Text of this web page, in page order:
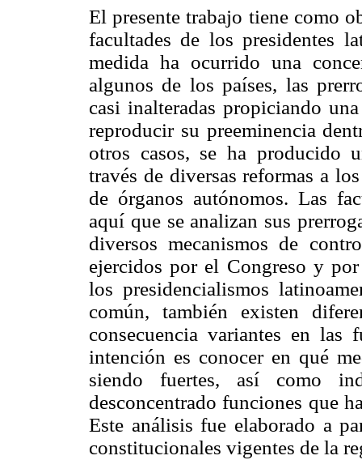
El presente trabajo tiene como
facultades de los presidentes
medida ha ocurrido una
algunos de los países, las
casi inalteradas propiciando
reproducir su preeminencia
otros casos, se ha producido
través de diversas reformas a
de órganos autónomos. Las
aquí que se analizan sus
diversos mecanismos de
ejercidos por el Congreso y
los presidencialismos
común, también existen
consecuencia variantes en
intención es conocer en qué
siendo fuertes, así como
desconcentrado funciones que
Este análisis fue elaborado a
constitucionales vigentes de la